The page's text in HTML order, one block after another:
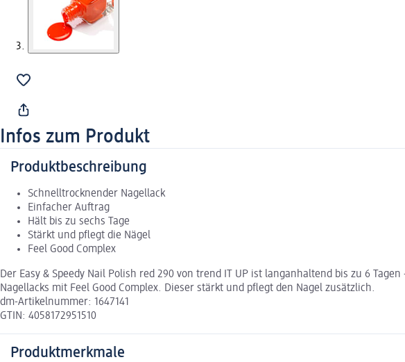
Infos zum Produkt
Produktbeschreibung
Schnelltrocknender Nagellack
Einfacher Auftrag
Hält bis zu sechs Tage
Stärkt und pflegt die Nägel
Feel Good Complex
Der Easy & Speedy Nail Polish red 290 von trend IT UP ist langanhaltend bis zu 6
Nagellacks mit Feel Good Complex. Dieser stärkt und pflegt den Nagel zusätzlich.
dm-Artikelnummer: 1647141
GTIN: 4058172951510
Produktmerkmale